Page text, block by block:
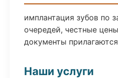
имплантация зубов по
очередей, честные
документы
Наши услуги